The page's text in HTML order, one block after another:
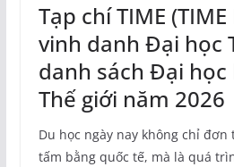
Tạp chí TIME
vinh danh Đại học
danh sách Đại học
Thế giới năm 2026
Du học ngày nay không chỉ
tấm bằng quốc tế, mà là quá